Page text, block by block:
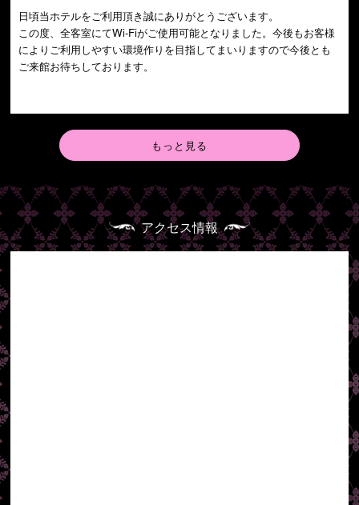
日頃当ホテルをご利用頂き誠にありがとうございます。
この度、全客室にてWi-Fiがご使用可能となりました。今後もお客様
によりご利用しやすい環境作りを目指してまいりますので今後とも
ご来館お待ちしております。
もっと見る
アクセス情報